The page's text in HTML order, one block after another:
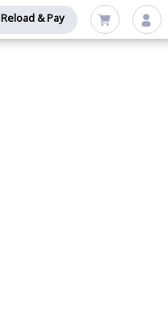
Reload & Pay